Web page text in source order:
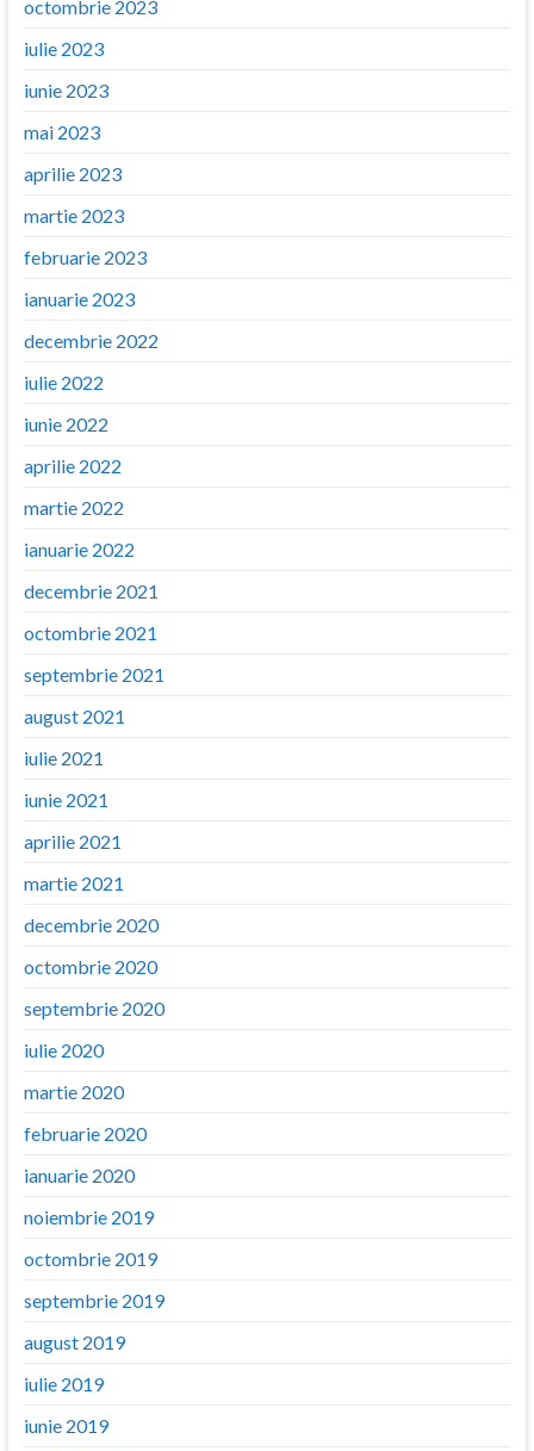
octombrie 2023
iulie 2023
iunie 2023
mai 2023
aprilie 2023
martie 2023
februarie 2023
ianuarie 2023
decembrie 2022
iulie 2022
iunie 2022
aprilie 2022
martie 2022
ianuarie 2022
decembrie 2021
octombrie 2021
septembrie 2021
august 2021
iulie 2021
iunie 2021
aprilie 2021
martie 2021
decembrie 2020
octombrie 2020
septembrie 2020
iulie 2020
martie 2020
februarie 2020
ianuarie 2020
noiembrie 2019
octombrie 2019
septembrie 2019
august 2019
iulie 2019
iunie 2019